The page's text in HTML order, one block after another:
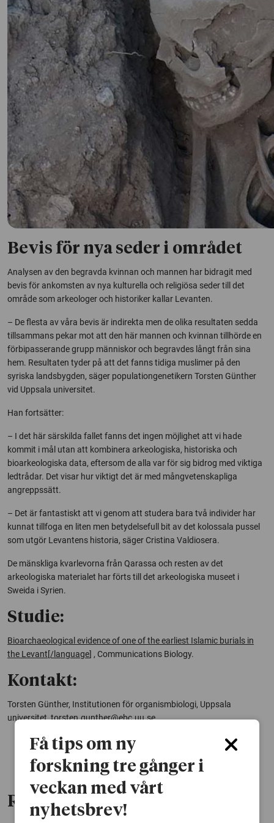
Bevis för nya seder i området
Analysen av den begravda kvinnan och mannen har bidragit med
bevis för ankomsten av nya kulturella och religiösa seder till det
område som arkeologer och historiker kallar Levanten.
– De flesta av våra bevis är indirekta men de olika resultaten sedda
tillsammans pekar mot att den här mannen och kvinnan tillhörde en
förbipasserande grupp människor och begravdes långt från sina
hem. Resultaten tyder på att det fanns tidiga muslimer på den
syriska landsbygden, säger populationgenetikern Torsten Günther
vid Uppsala universitet.
Han fortsätter:
– I det här särskilda fallet fanns det ingen möjlighet att vi hade
kommit i mål utan att kombinera arkeologiska, historiska och
bioarkeologiska data, eftersom de alla var för sig bidrog med viktiga
ledtrådar. Det visar hur viktigt det är med mångvetenskapliga
angreppssätt.
– Det är fantastiskt att vi genom att studera bara två individer har
kunnat tillfoga en liten men betydelsefull bit av det kolossala pussel
som utgör Levantens historia, säger Cristina Valdiosera.
De mänskliga kvarlevorna från Qarassa och resten av det
arkeologiska materialet har förts till det arkeologiska museet i
Sweida i Syrien.
Studie:
Bioarchaeological evidence of one of the earliest Islamic burials in
the Levant[/language] , Communications Biology.
Kontakt:
Torsten Günther, Institutionen för organismbiologi, Uppsala
universitet,torsten.gunther@ebc.uu.se
Relaterade artiklar
Få tips om ny
forskning tre gånger i
veckan med vårt
nyhetsbrev!